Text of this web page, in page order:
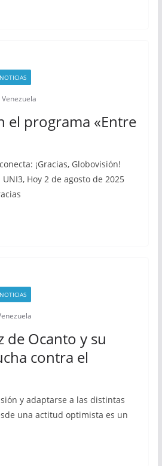
NOTICIAS
Venezuela
el programa «Entre
¡Gracias, Globovisión!
Hoy 2 de agosto de 2025
NOTICIAS
de Ocanto y su
contra el
y adaptarse a las distintas
una actitud optimista es un